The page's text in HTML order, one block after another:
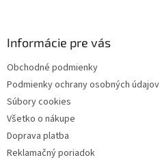
Informácie pre vás
Obchodné podmienky
Podmienky ochrany osobných údajov
Súbory cookies
Všetko o nákupe
Doprava platba
Reklamačný poriadok